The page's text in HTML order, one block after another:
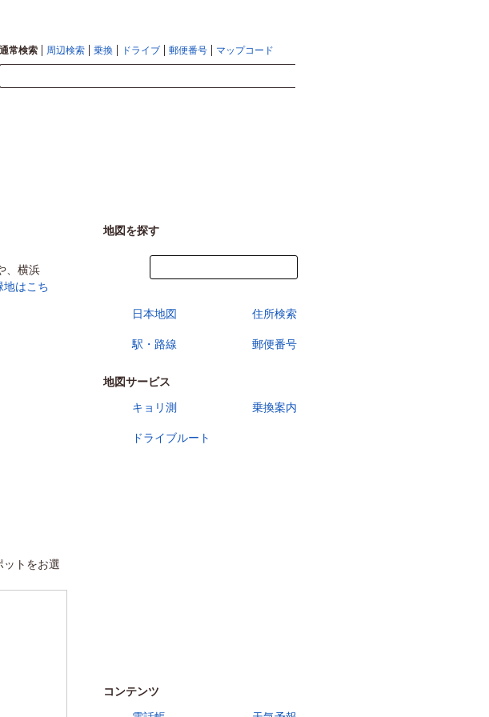
通常検索 周辺検索 乗換 ドライブ 郵便番号 マップコード
、横浜
地はこち
ットをお選
地図を探す
日本地図 住所検索
駅・路線 郵便番号
地図サービス
キョリ測
乗換案内
ドライブルート
コンテンツ